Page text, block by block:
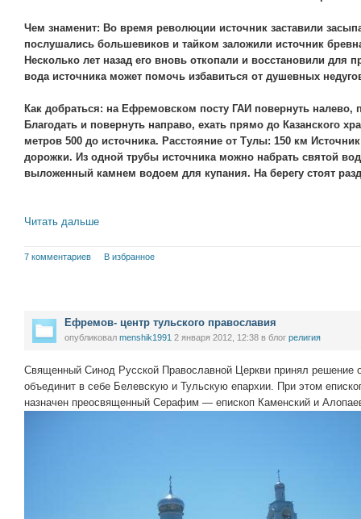
Чем знаменит: Во время революции источник заставили
послушались большевиков и тайком заложили источник
Несколько лет назад его вновь откопали и восстановили для
вода источника может помочь избавиться от душевных
Как добраться: на Ефремовском посту ГАИ повернуть налево,
Благодать и повернуть направо, ехать прямо до Казанского
метров 500 до источника. Расстояние от Тулы: 150 км
дорожки. Из одной трубы источника можно набрать святой
выложенный камнем водоем для купания. На берегу стоят
Читать дальше
7 комментариев В избранное
Ефремов- центр тульского православия
опубликовал menshik1991 2 января 2012, 12:38 в блог религия
Священный Синод Русской Православной Церкви принял решение
объединит в себе Белевскую и Тульскую епархии. При этом
назначен преосвященный Серафим — епископ Каменский и